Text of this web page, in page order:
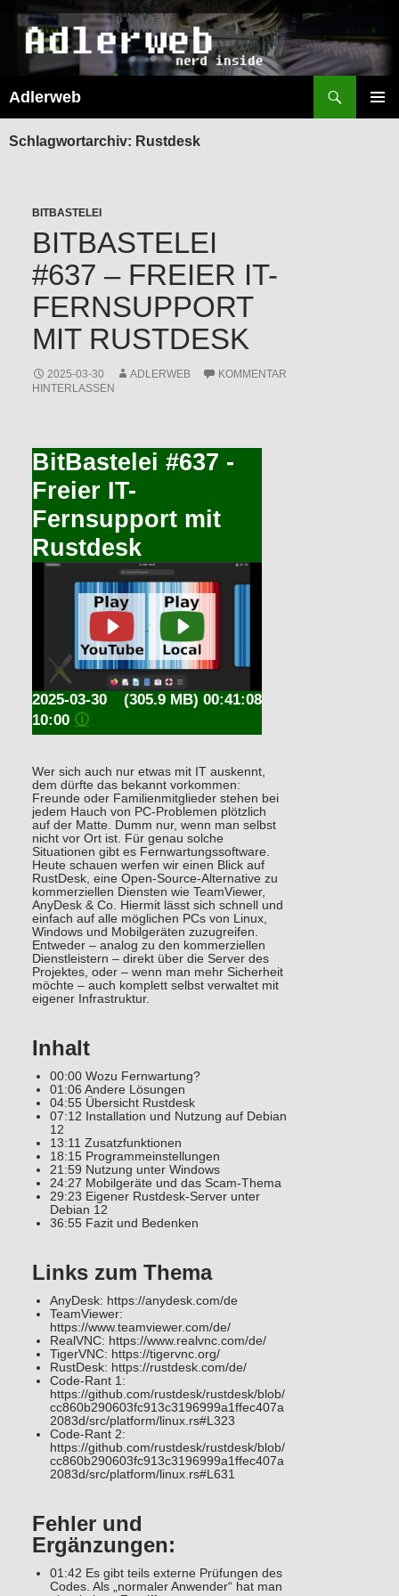
Adlerweb
SPRINGEN
Schlagwortarchiv: Rustdesk
BITBASTELEI
BITBASTELEI
#637 – FREIER IT-
FERNSUPPORT
MIT RUSTDESK
2025-03-30 ADLERWEB
KOMMENTAR
HINTERLASSEN
BitBastelei #637 -
Freier IT-
Fernsupport mit
Rustdesk
(305.9 MB) 00:41:08
2025-03-30
10:00 🛈
Wer sich auch nur etwas mit IT auskennt,
dem dürfte das bekannt vorkommen:
Freunde oder Familienmitglieder stehen bei
jedem Hauch von PC-Problemen plötzlich
auf der Matte. Dumm nur, wenn man selbst
nicht vor Ort ist. Für genau solche
Situationen gibt es Fernwartungssoftware.
Heute schauen werfen wir einen Blick auf
RustDesk, eine Open-Source-Alternative zu
kommerziellen Diensten wie TeamViewer,
AnyDesk & Co. Hiermit lässt sich schnell und
einfach auf alle möglichen PCs von Linux,
Windows und Mobilgeräten zuzugreifen.
Entweder – analog zu den kommerziellen
Dienstleistern – direkt über die Server des
Projektes, oder – wenn man mehr Sicherheit
möchte – auch komplett selbst verwaltet mit
eigener Infrastruktur.
Inhalt
00:00 Wozu Fernwartung?
01:06 Andere Lösungen
04:55 Übersicht Rustdesk
07:12 Installation und Nutzung auf Debian
12
13:11 Zusatzfunktionen
18:15 Programmeinstellungen
21:59 Nutzung unter Windows
24:27 Mobilgeräte und das Scam-Thema
29:23 Eigener Rustdesk-Server unter
Debian 12
36:55 Fazit und Bedenken
Links zum Thema
AnyDesk: https://anydesk.com/de
TeamViewer:
https://www.teamviewer.com/de/
RealVNC: https://www.realvnc.com/de/
TigerVNC: https://tigervnc.org/
RustDesk: https://rustdesk.com/de/
Code-Rant 1:
https://github.com/rustdesk/rustdesk/blob/
cc860b290603fc913c3196999a1ffec407a
2083d/src/platform/linux.rs#L323
Code-Rant 2:
https://github.com/rustdesk/rustdesk/blob/
cc860b290603fc913c3196999a1ffec407a
2083d/src/platform/linux.rs#L631
Fehler und
Ergänzungen:
01:42 Es gibt teils externe Prüfungen des
Codes. Als „normaler Anwender“ hat man